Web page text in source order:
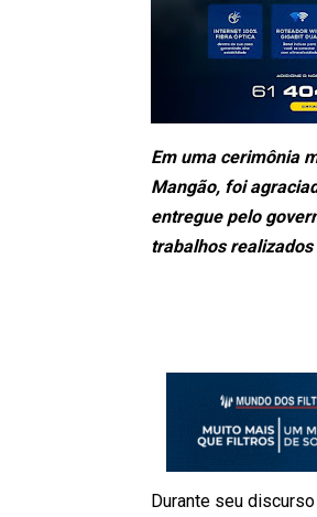
Em uma cerimônia
Mangão, foi
entregue pelo
trabalhos
Durante seu